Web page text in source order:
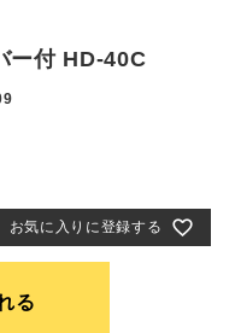
ー付 HD-40C
お気に入りに登録する
る